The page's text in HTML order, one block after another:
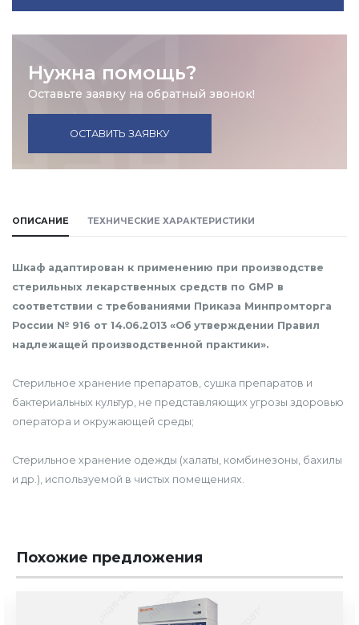
Нужна помощь?
Оставьте заявку на обратный звонок!
ОСТАВИТЬ ЗАЯВКУ
ОПИСАНИЕ ТЕХНИЧЕСКИЕ ХАРАКТЕРИСТИКИ
Шкаф адаптирован к применению при производстве
стерильных лекарственных средств по GMP в
соответствии с требованиями Приказа Минпромторга
России № 916 от 14.06.2013 «Об утверждении Правил
надлежащей производственной практики».
Стерильное хранение препаратов, сушка препаратов и
бактериальных культур, не представляющих угрозы здоровью
оператора и окружающей среды;
Стерильное хранение одежды (халаты, комбинезоны, бахилы
и др.), используемой в чистых помещениях.
Похожие предложения